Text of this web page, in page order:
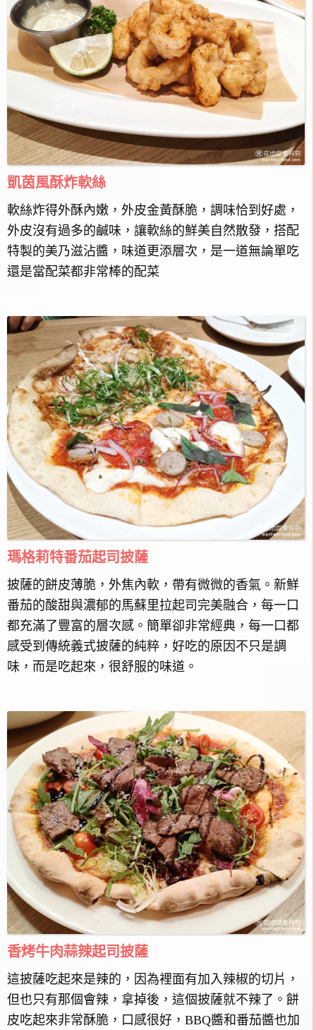
凱茵風酥炸軟絲
軟絲炸得外酥內嫩，外皮金黃酥脆，調味恰到好處，
外皮沒有過多的鹹味，讓軟絲的鮮美自然散發，搭配
特製的美乃滋沾醬，味道更添層次，是一道無論單吃
還是當配菜都非常棒的配菜
瑪格莉特番茄起司披薩
披薩的餅皮薄脆，外焦內軟，帶有微微的香氣。新鮮
番茄的酸甜與濃郁的馬蘇里拉起司完美融合，每一口
都充滿了豐富的層次感。簡單卻非常經典，每一口都
感受到傳統義式披薩的純粹，好吃的原因不只是調
味，而是吃起來，很舒服的味道。
香烤牛肉蒜辣起司披薩
這披薩吃起來是辣的，因為裡面有加入辣椒的切片，
但也只有那個會辣，拿掉後，這個披薩就不辣了。餅
皮吃起來非常酥脆，口感很好，BBQ醬和番茄醬也加